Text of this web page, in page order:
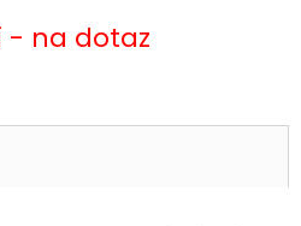
- na dotaz